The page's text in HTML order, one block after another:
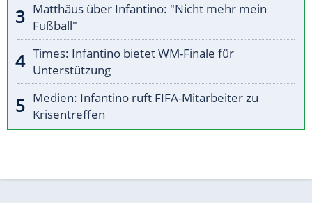
Matthäus über Infantino: "Nicht mehr mein
Fußball"
Times: Infantino bietet WM-Finale für
Unterstützung
Medien: Infantino ruft FIFA-Mitarbeiter zu
Krisentreffen